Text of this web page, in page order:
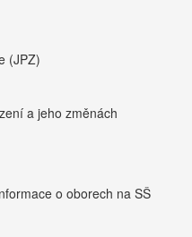
(JPZ)
a jeho změnách
o oborech na SŠ